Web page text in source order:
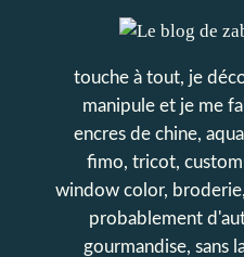
touche à tout, je
manipule et je me
encres de chine,
fimo, tricot,
window color,
probablement
gourmandise, sans